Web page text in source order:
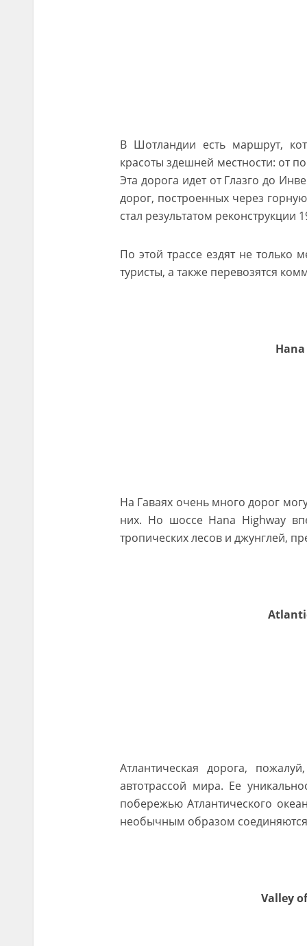
В Шотландии есть маршрут,
красоты здешней местности: от
Эта дорога идет от Глазго до
дорог, построенных через
стал результатом реконструкции
По этой трассе ездят не
туристы, а также перевозятся
На Гаваях очень много дорог
них. Но шоссе Hana Highway
тропических лесов и джунглей,
Атлантическая дорога,
автотрассой мира. Ее
побережью Атлантического
необычным образом
Valley